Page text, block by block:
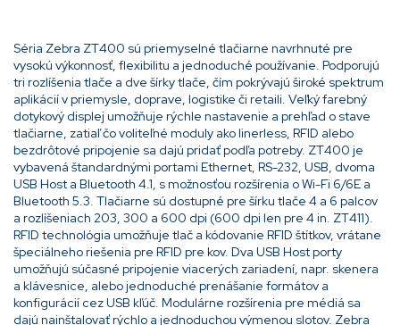
Séria Zebra ZT400 sú priemyselné tlačiarne navrhnuté pre
vysokú výkonnosť, flexibilitu a jednoduché používanie. Podporujú
tri rozlíšenia tlače a dve šírky tlače, čím pokrývajú široké spektrum
aplikácií v priemysle, doprave, logistike či retaili. Veľký farebný
dotykový displej umožňuje rýchle nastavenie a prehľad o stave
tlačiarne, zatiaľ čo voliteľné moduly ako linerless, RFID alebo
bezdrôtové pripojenie sa dajú pridať podľa potreby. ZT400 je
vybavená štandardnými portami Ethernet, RS-232, USB, dvoma
USB Host a Bluetooth 4.1, s možnosťou rozšírenia o Wi-Fi 6/6E a
Bluetooth 5.3. Tlačiarne sú dostupné pre šírku tlače 4 a 6 palcov
a rozlíšeniach 203, 300 a 600 dpi (600 dpi len pre 4 in. ZT411).
RFID technológia umožňuje tlač a kódovanie RFID štítkov, vrátane
špeciálneho riešenia pre RFID pre kov. Dva USB Host porty
umožňujú súčasné pripojenie viacerých zariadení, napr. skenera
a klávesnice, alebo jednoduché prenášanie formátov a
konfigurácií cez USB kľúč. Modulárne rozšírenia pre médiá sa
dajú nainštalovať rýchlo a jednoduchou výmenou slotov. Zebra